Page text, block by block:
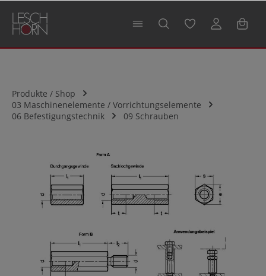
springen
Produkte / Shop
03 Maschinenelemente / Vorrichtungselemente
06 Befestigungstechnik
09 Schrauben
Bildergalerie überspringen